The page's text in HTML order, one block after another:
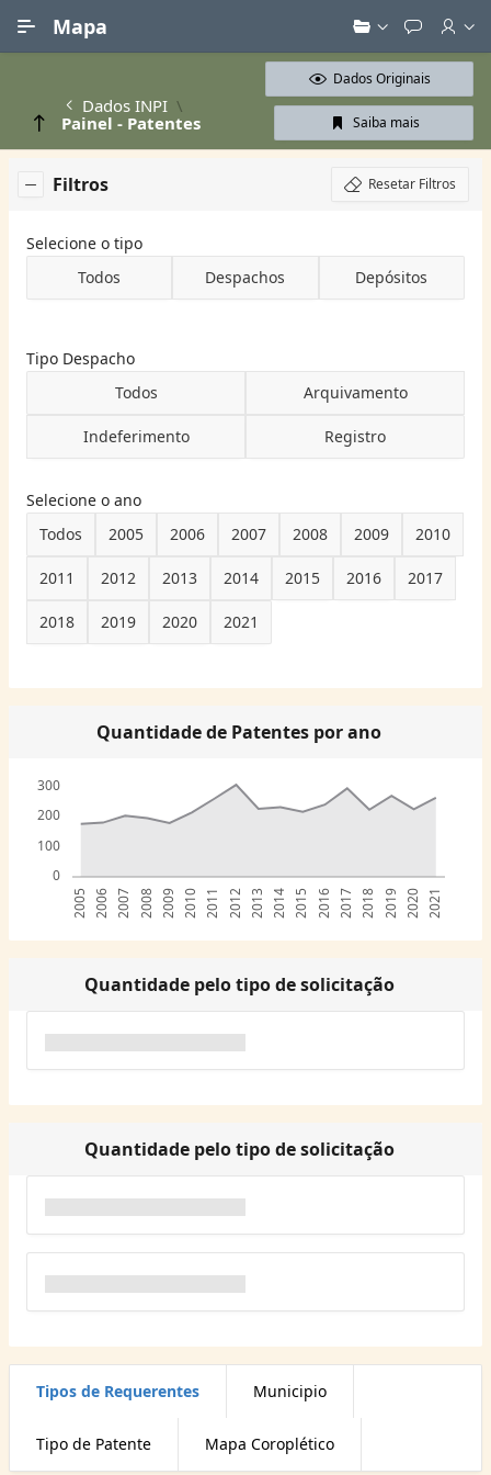
Mapa
Dados INPI
Painel - Patentes
Dados Originais
Saiba mais
Filtros Resetar Filtros
Selecione o tipo
Todos
Despachos Depósitos
Tipo Despacho
Todos
Arquivamento
Indeferimento Registro
Selecione o ano
Todos
2005 2006 2007 2008 2009 2010
2011 2012 2013 2014 2015 2016 2017
2018 2019 2020 2021
Quantidade de Patentes por ano
0
100
200
300
2005 2006 2007 2008 2009 2010 2011 2012 2013 2014 2015 2016 2017 2018 2019 2020 2021
Quantidade pelo tipo de solicitação
Quantidade pelo tipo de solicitação
Tipos de Requerentes Municipio
Tipo de Patente Mapa Coroplético